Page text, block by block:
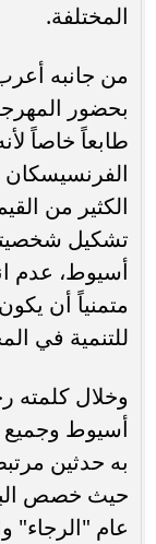
المختلفة.
من جانبه
بحضور
طابعاً خاصاً
الفرنسيسكان
الكثير من
تشكيل
أسيوط، عدم
متمنياً أن
للتنمية في
وخلال كلمته
به حدثين
حيث خصص